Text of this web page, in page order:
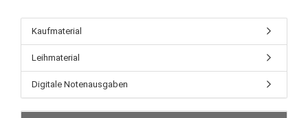
Kaufmaterial
Leihmaterial
Digitale Notenausgaben